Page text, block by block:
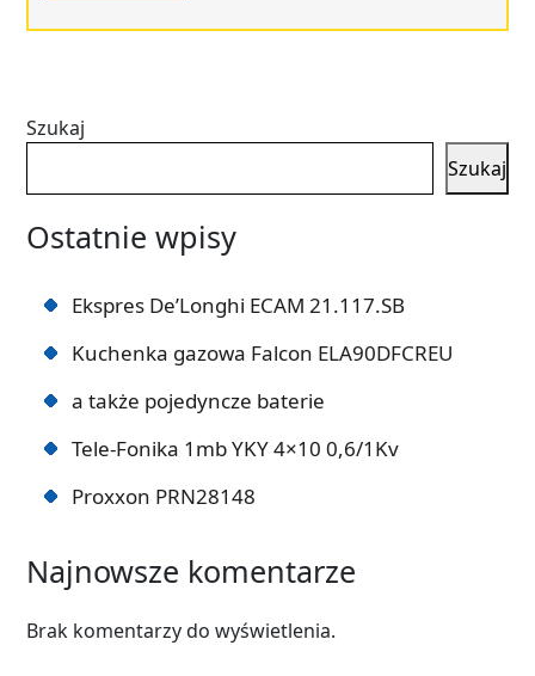
Szukaj
Szukaj
Ostatnie wpisy
Ekspres De’Longhi ECAM 21.117.SB
Kuchenka gazowa Falcon ELA90DFCREU
a także pojedyncze baterie
Tele-Fonika 1mb YKY 4×10 0,6/1Kv
Proxxon PRN28148
Najnowsze komentarze
Brak komentarzy do wyświetlenia.